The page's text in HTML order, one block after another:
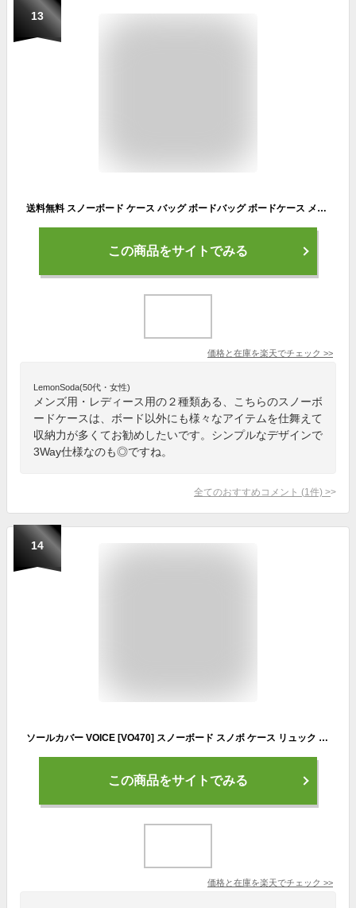
13
送料無料 スノーボード ケース バッグ ボードバッグ ボードケース メンズ 158cm 板収納 BOARD CASE BAG SNOWBOARD 通販
この商品をサイトでみる
価格と在庫を楽天でチェック >>
LemonSoda(50代・女性)
メンズ用・レディース用の２種類ある、こちらのスノーボ
ードケースは、ボード以外にも様々なアイテムを仕舞えて
収納力が多くてお勧めしたいです。シンプルなデザインで
3Way仕様なのも◎ですね。
全てのおすすめコメント (1 件) >
14
ソールカバー VOICE [VO470] スノーボード スノボ ケース リュック ショルダーベルト付き ソールガード ネオプレン 送料無料
この商品をサイトでみる
価格と在庫を楽天でチェック >>